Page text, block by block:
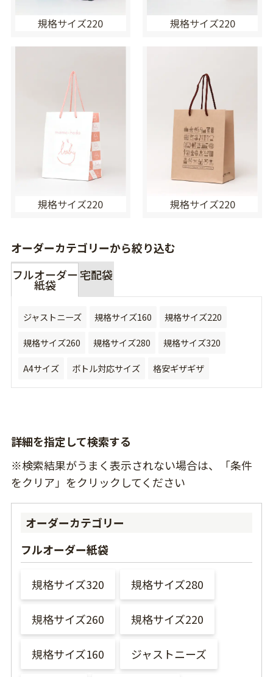
規格サイズ220 規格サイズ220
規格サイズ220 規格サイズ220
オーダーカテゴリーから絞り込む
フルオーダー
紙袋
宅配袋
ジャストニーズ 規格サイズ160
規格サイズ220
規格サイズ260
規格サイズ280
規格サイズ320
A4サイズ
ボトル対応サイズ 格安ギザギザ
詳細を指定して検索する
※検索結果がうまく表示されない場合は、「条件
をクリア」をクリックしてください
オーダーカテゴリー
フルオーダー紙袋
規格サイズ320 規格サイズ280
規格サイズ260 規格サイズ220
規格サイズ160 ジャストニーズ